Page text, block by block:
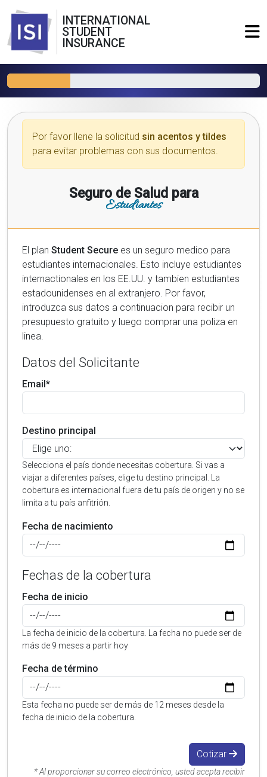
INTERNATIONAL
STUDENT
INSURANCE
Por favor llene la solicitud sin acentos y tildes
para evitar problemas con sus documentos.
Seguro de Salud para
Estudiantes
El plan Student Secure es un seguro medico para
estudiantes internacionales. Esto incluye estudiantes
internactionales en los EE.UU. y tambien estudiantes
estadounidenses en al extranjero. Por favor,
introduzca sus datos a continuacion para recibir un
presupuesto gratuito y luego comprar una poliza en
linea.
Datos del Solicitante
Email*
Destino principal
Selecciona el país donde necesitas cobertura. Si vas a
viajar a diferentes países, elige tu destino principal. La
cobertura es internacional fuera de tu país de origen y no se
limita a tu país anfitrión.
Fecha de nacimiento
Fechas de la cobertura
Fecha de inicio
La fecha de inicio de la cobertura. La fecha no puede ser de
más de 9 meses a partir hoy
Fecha de término
Esta fecha no puede ser de más de 12 meses desde la
fecha de inicio de la cobertura.
Cotizar
* Al proporcionar su correo electrónico, usted acepta recibir